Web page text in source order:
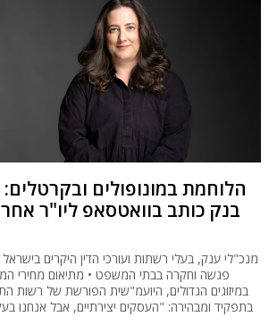
הלוחמת במונופולים
בנק כותב בוואטסאפ ליו"ר
מנכ"לי ענק, בעלי רשתות ועורכי הדין היקרים
פגשה וחקרה בבתי המשפט • מתיאום מחירי
במיזוגים הגדולים, היועמ"שית הפורשת של
בתפקיד ומבהירה: "העסקים יצירתיים, אבל אנחנו